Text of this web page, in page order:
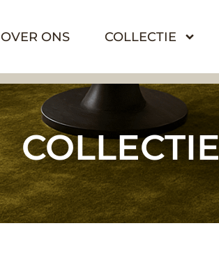
OVER ONS COLLECTIE
COLLECTIE